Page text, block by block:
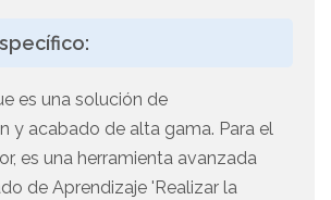
es una solución de
y acabado de alta gama. Para el
es una herramienta avanzada
de Aprendizaje 'Realizar la